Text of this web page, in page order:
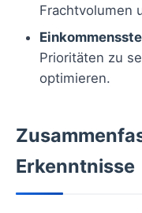
Frachtvolumen
Prioritäten zu
optimieren.
Erkenntnisse